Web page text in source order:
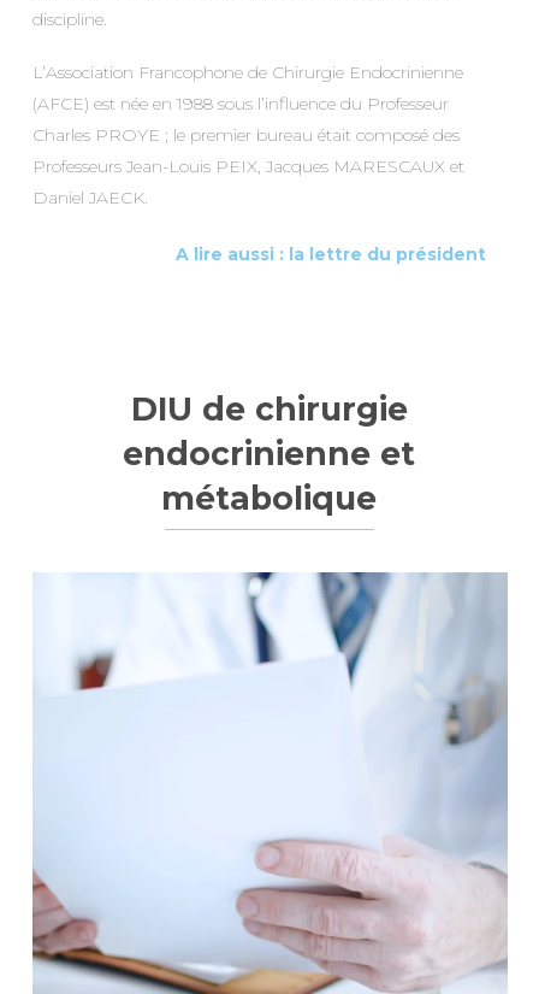
discipline.
L’Association Francophone de Chirurgie Endocrinienne
(AFCE) est née en 1988 sous l’influence du Professeur
Charles PROYE ; le premier bureau était composé des
Professeurs Jean-Louis PEIX, Jacques MARESCAUX et
Daniel JAECK.
A lire aussi : la lettre du président
DIU de chirurgie
endocrinienne et
métabolique